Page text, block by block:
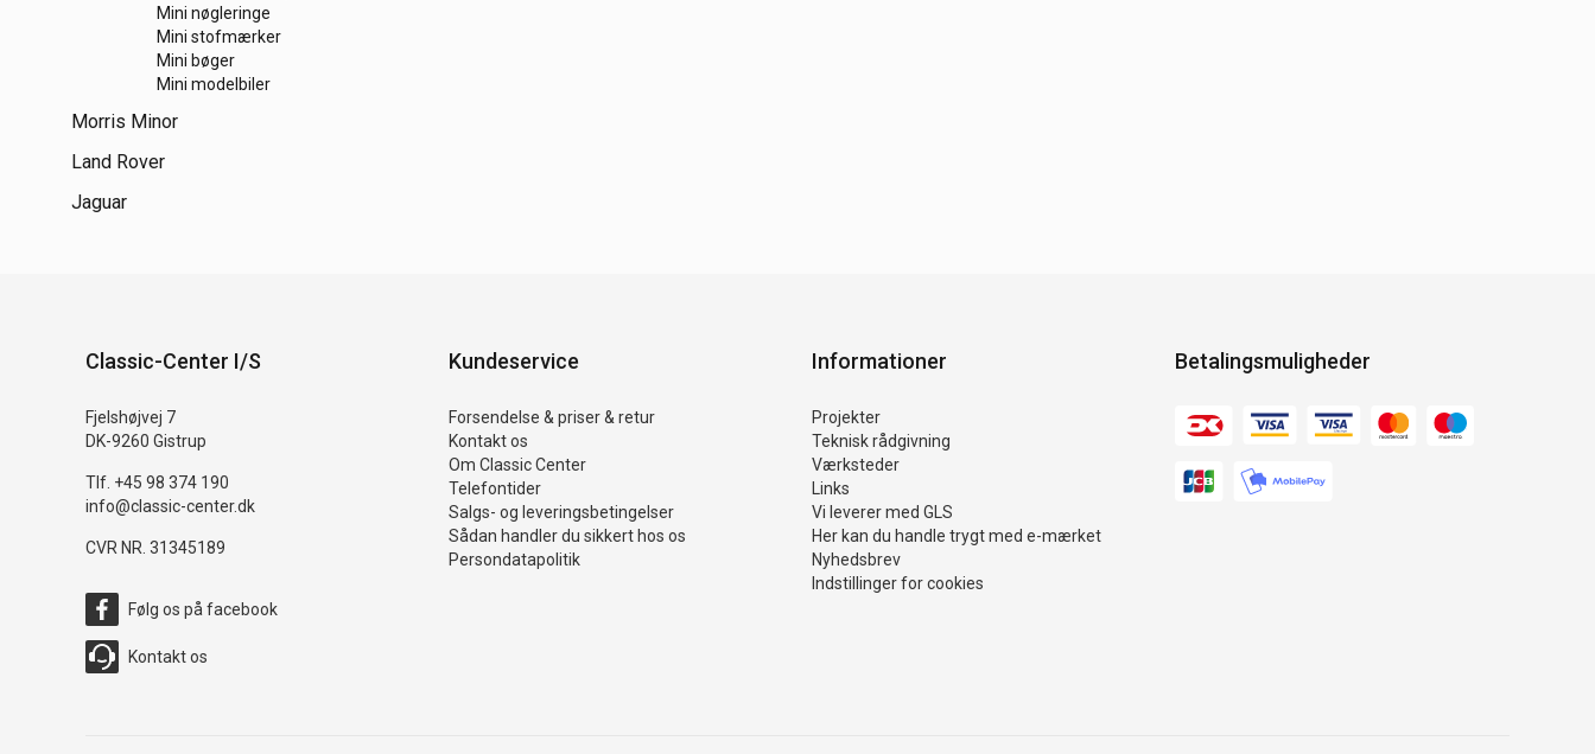
Mini nøgleringe
Mini stofmærker
Mini bøger
Mini modelbiler
Morris Minor
Land Rover
Jaguar
Classic-Center I/S
Fjelshøjvej 7
DK-9260 Gistrup
Tlf. +45 98 374 190
info@classic-center.dk
CVR NR. 31345189
Følg os på facebook
Kontakt os
Kundeservice
Forsendelse & priser & retur
Kontakt os
Om Classic Center
Telefontider
Salgs- og leveringsbetingelser
Sådan handler du sikkert hos os
Persondatapolitik
Informationer
Projekter
Teknisk rådgivning
Værksteder
Links
Vi leverer med GLS
Her kan du handle trygt med e-mærket
Nyhedsbrev
Indstillinger for cookies
Betalingsmuligheder